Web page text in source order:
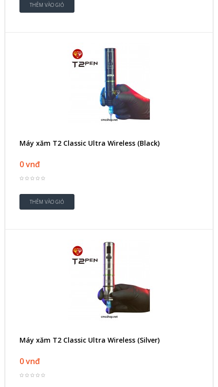
Máy xăm T2 Classic Ultra Wireless (Black)
0 vnđ
Máy xăm T2 Classic Ultra Wireless (Silver)
0 vnđ